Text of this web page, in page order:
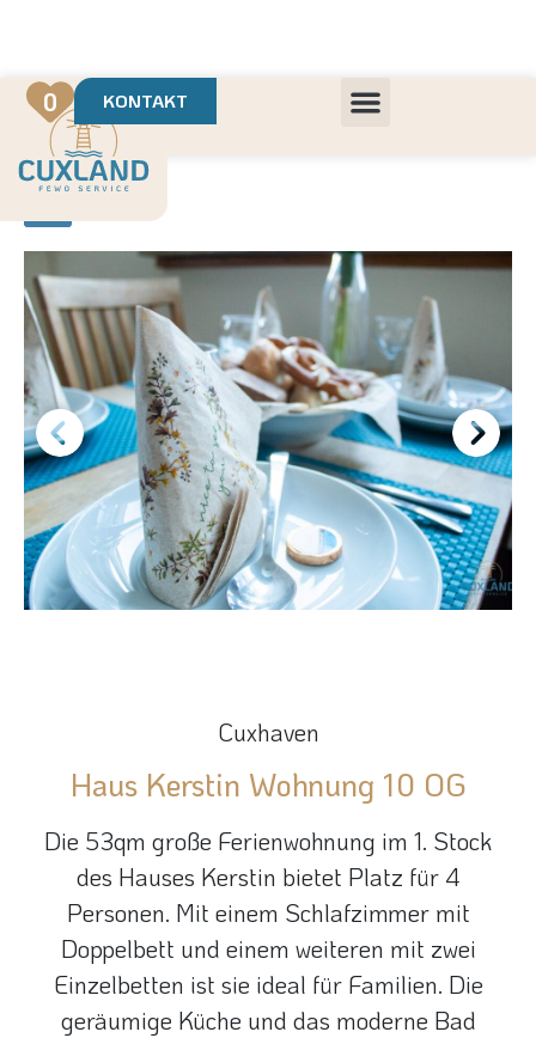
0 KONTAKT
Cuxhaven
Haus Kerstin Wohnung 10 OG
Die 53qm große Ferienwohnung im 1. Stock
des Hauses Kerstin bietet Platz für 4
Personen. Mit einem Schlafzimmer mit
Doppelbett und einem weiteren mit zwei
Einzelbetten ist sie ideal für Familien. Die
geräumige Küche und das moderne Bad